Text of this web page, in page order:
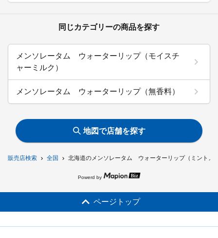
販売店検索 全国 北海道のメンソレータム ウォーターリップ（ミントメ
同じカテゴリーの商品を探す
メンソレータム ウォーターリップ（モイスチ
ャーミルク）
メンソレータム ウォーターリップ（無香料）
地図で店舗を探す
Powerd by
ページトップ